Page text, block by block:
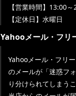
【営業時間】13:00
【定休日】水曜日
Yahooメール・フリ
Yahooメール・フリ
のメールが「迷惑フ
り分けられてしまう